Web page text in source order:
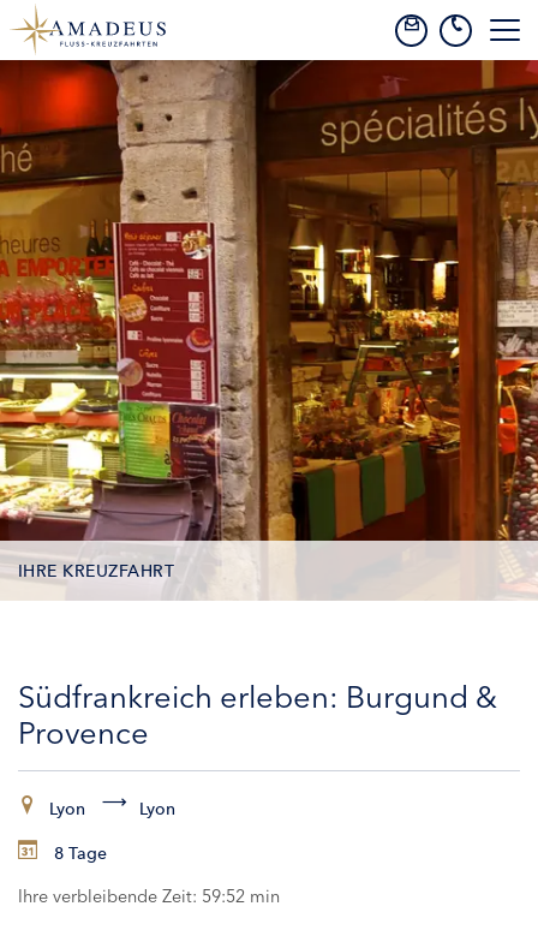
IHRE KREUZFAHRT
KABINEN
Südfrankreich erleben: Burgund &
Provence
Lyon Lyon
8 Tage
Ihre verbleibende Zeit: 59:52 min